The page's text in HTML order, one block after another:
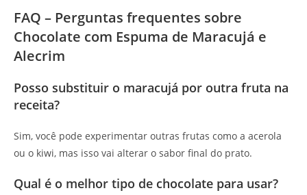
FAQ – Perguntas frequentes sobre
Chocolate com Espuma de Maracujá e
Alecrim
Posso substituir o maracujá por outra fruta na
receita?
Sim, você pode experimentar outras frutas como a acerola
ou o kiwi, mas isso vai alterar o sabor final do prato.
Qual é o melhor tipo de chocolate para usar?